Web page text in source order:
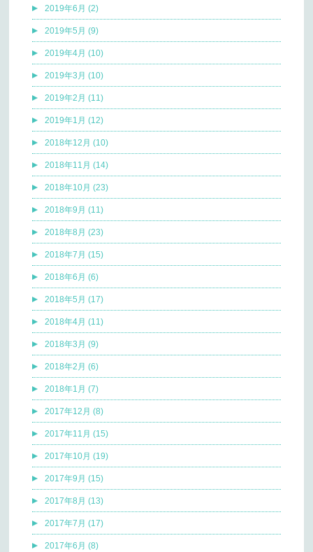
2019年6月 (2)
2019年5月 (9)
2019年4月 (10)
2019年3月 (10)
2019年2月 (11)
2019年1月 (12)
2018年12月 (10)
2018年11月 (14)
2018年10月 (23)
2018年9月 (11)
2018年8月 (23)
2018年7月 (15)
2018年6月 (6)
2018年5月 (17)
2018年4月 (11)
2018年3月 (9)
2018年2月 (6)
2018年1月 (7)
2017年12月 (8)
2017年11月 (15)
2017年10月 (19)
2017年9月 (15)
2017年8月 (13)
2017年7月 (17)
2017年6月 (8)